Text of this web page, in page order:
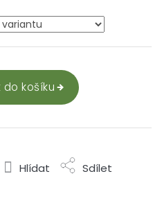
košíku
Hlídat Sdílet